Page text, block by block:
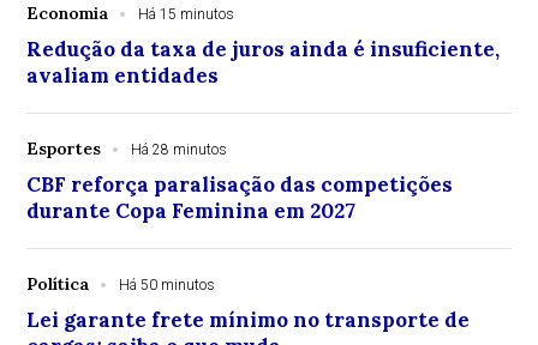
Economia Há 15 minutos
Redução da taxa de juros ainda é insuficiente,
avaliam entidades
Esportes Há 28 minutos
CBF reforça paralisação das competições
durante Copa Feminina em 2027
Política Há 50 minutos
Lei garante frete mínimo no transporte de